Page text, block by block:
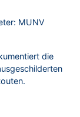
MUNV
die